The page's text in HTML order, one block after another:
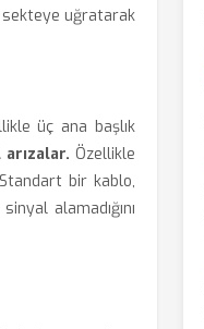
sekteye uğratarak
üç ana başlık
Özellikle
bir kablo,
alamadığını